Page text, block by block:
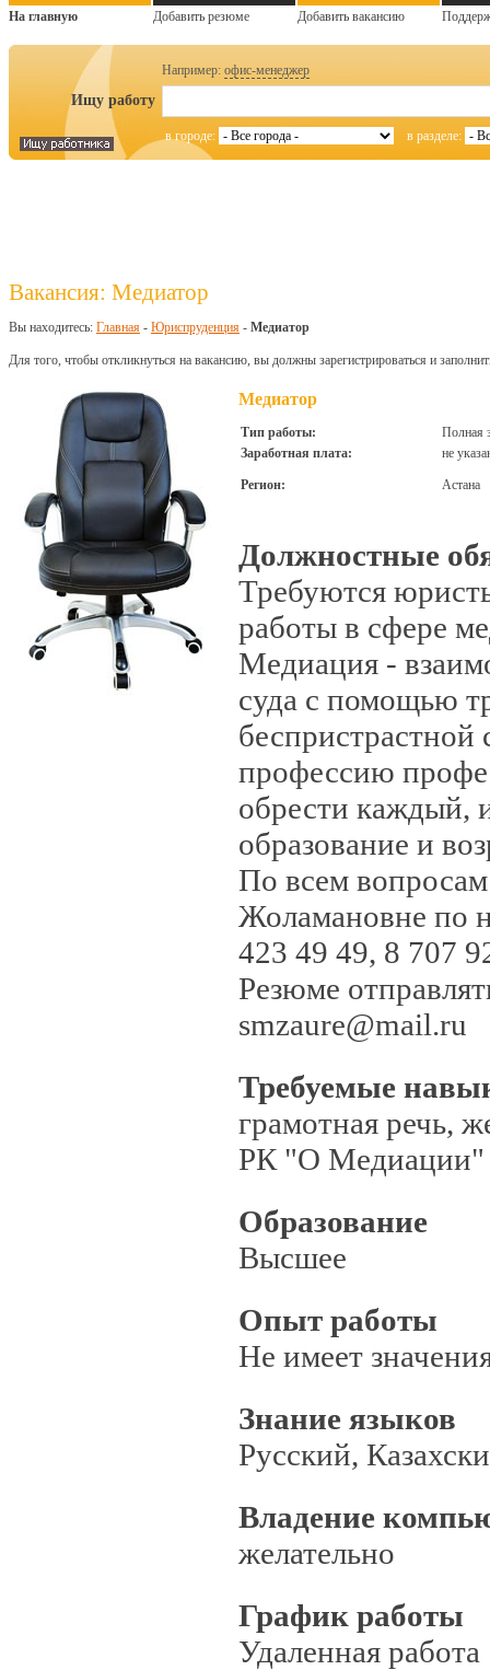
На главную Добавить резюме Добавить вакансию
Например: офис-менеджер
Ищу работу
в городе: в разделе:
Вакансия: Медиатор
Вы находитесь: Главная - Юриспруденция - Медиатор
Для того, чтобы откликнуться на вакансию, вы должны зарегистрироваться и
Медиатор
Тип работы:
Полная
Заработная плата:
не
Регион: Астана
Должностные
Требуются
работы в сфере
Медиация -
суда с помощью
профессию
обрести каждый,
образование и
По всем
Жоламановне по
423 49 49, 8 707
Резюме
smzaure@mail.ru
Требуемые
грамотная речь,
РК "О Медиации"
Образование
Высшее
Опыт работы
Не имеет
Знание языков
Русский,
Владение
желательно
График работы
Удаленная работа